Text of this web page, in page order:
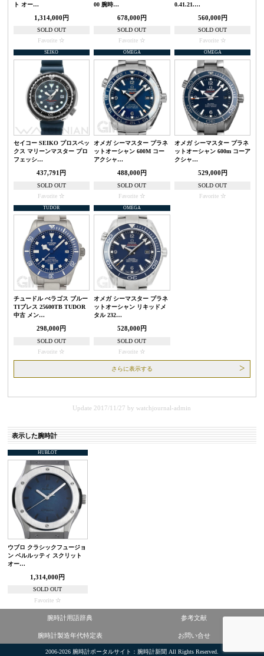
ト オー…
1,314,000円
SOLD OUT
Favorite
00 腕時…
678,000円
SOLD OUT
Favorite
0.41.21.…
560,000円
SOLD OUT
Favorite
SEIKO
セイコー SEIKO プロスペッ
クス マリーンマスター プロ
フェッシ…
437,791円
SOLD OUT
Favorite
OMEGA
オメガ シーマスター プラネ
ットオーシャン 600M コー
アクシャ…
488,000円
SOLD OUT
Favorite
OMEGA
オメガ シーマスター プラネ
ットオーシャン 600m コーア
クシャ…
529,000円
SOLD OUT
Favorite
TUDOR
チュードル ぺラゴス ブルー
TIブレス 25600TB TUDOR
中古 メン…
298,000円
SOLD OUT
Favorite
OMEGA
オメガ シーマスター プラネ
ットオーシャン リキッドメ
タル 232…
528,000円
SOLD OUT
Favorite
さらに表示する
Update 2017/11/27 bywatchjournal-admin
表示した腕時計
HUBLOT
ウブロ クラシックフュージョ
ン ベルルッティ スクリット
オー…
1,314,000円
SOLD OUT
Favorite
腕時計用語辞典 参考文献
腕時計製造年代特定表 お問い合せ
2006-2026 腕時計ポータルサイト：腕時計新聞 All Rights Reserved.